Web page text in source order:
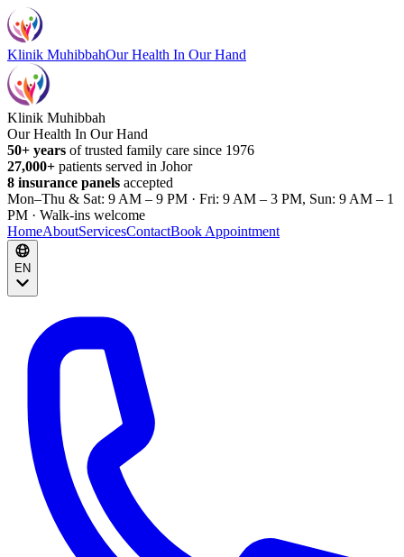
Klinik MuhibbahOur Health In Our Hand
Klinik Muhibbah
Our Health In Our Hand
50+ years of trusted family care since 1976
27,000+ patients served in Johor
8 insurance panels accepted
Mon–Thu & Sat: 9 AM – 9 PM · Fri: 9 AM – 3 PM, Sun: 9 AM – 1
PM · Walk-ins welcome
HomeAboutServicesContactBook Appointment
EN